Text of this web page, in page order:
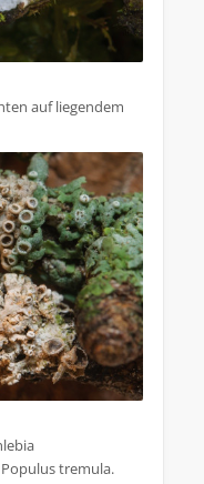
auf liegendem
tremula.